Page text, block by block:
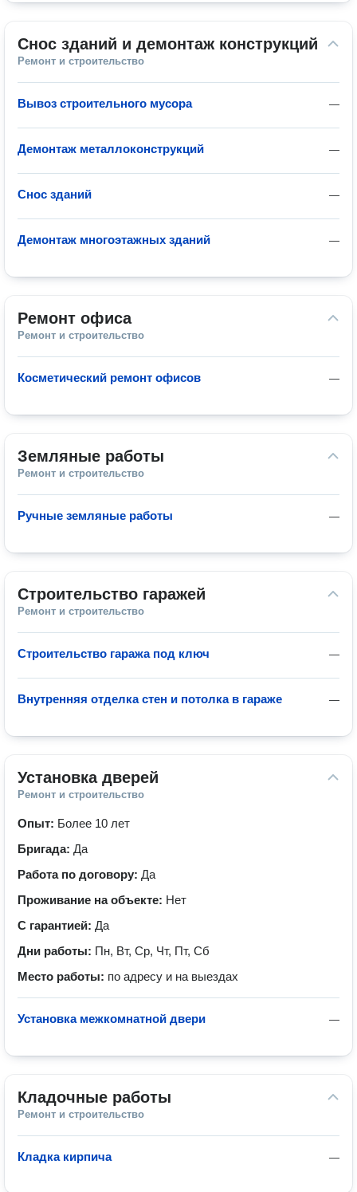
Снос зданий и демонтаж конструкций
Ремонт и строительство
—
Вывоз строительного мусора
—
Демонтаж металлоконструкций
—
Снос зданий
—
Демонтаж многоэтажных зданий
Ремонт офиса
Ремонт и строительство
—
Косметический ремонт офисов
Земляные работы
Ремонт и строительство
—
Ручные земляные работы
Строительство гаражей
Ремонт и строительство
—
Строительство гаража под ключ
—
Внутренняя отделка стен и потолка в гараже
Установка дверей
Ремонт и строительство
Опыт: Более 10 лет
Бригада: Да
Работа по договору: Да
Проживание на объекте: Нет
С гарантией: Да
Дни работы: Пн, Вт, Ср, Чт, Пт, Сб
Место работы: по адресу и на выездах
—
Установка межкомнатной двери
Кладочные работы
Ремонт и строительство
—
Кладка кирпича